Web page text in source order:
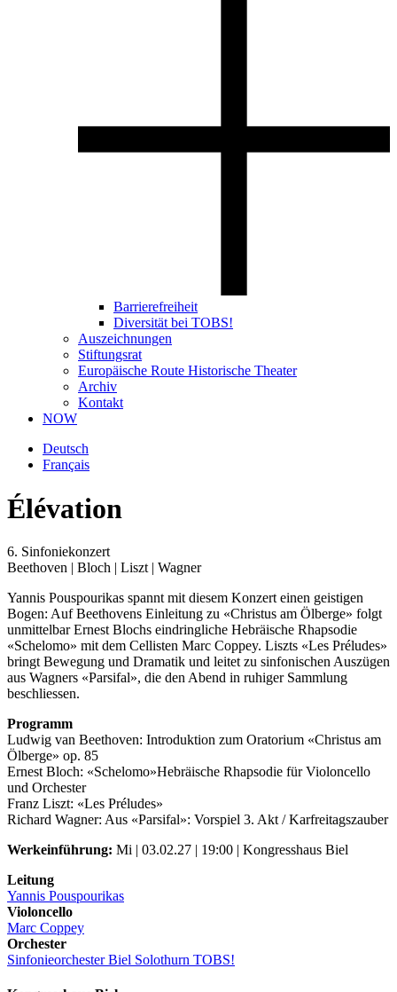
Barrierefreiheit
Diversität bei TOBS!
Auszeichnungen
Stiftungsrat
Europäische Route Historische Theater
Archiv
Kontakt
NOW
Deutsch
Français
Élévation
6. Sinfoniekonzert
Beethoven | Bloch | Liszt | Wagner
Yannis Pouspourikas spannt mit diesem Konzert einen geistigen
Bogen: Auf Beethovens Einleitung zu «Christus am Ölberge» folgt
unmittelbar Ernest Blochs eindringliche Hebräische Rhapsodie
«Schelomo» mit dem Cellisten Marc Coppey. Liszts «Les Préludes»
bringt Bewegung und Dramatik und leitet zu sinfonischen Auszügen
aus Wagners «Parsifal», die den Abend in ruhiger Sammlung
beschliessen.
Programm
Ludwig van Beethoven: Introduktion zum Oratorium «Christus am
Ölberge» op. 85
Ernest Bloch: «Schelomo»Hebräische Rhapsodie für Violoncello
und Orchester
Franz Liszt: «Les Préludes»
Richard Wagner: Aus «Parsifal»: Vorspiel 3. Akt / Karfreitagszauber
Werkeinführung: Mi | 03.02.27 | 19:00 | Kongresshaus Biel
Leitung
Yannis Pouspourikas
Violoncello
Marc Coppey
Orchester
Sinfonieorchester Biel Solothurn TOBS!